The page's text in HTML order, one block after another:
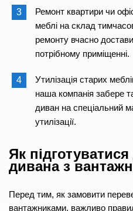
Ремонт квартири чи
меблі на склад
ремонту вчасно
потрібному приміщенні.
Утилізація старих
наша компанія забере
диван на спеціальний
утилізації.
Як
дивана з
Перед тим, як замовити
вантажниками, важливо